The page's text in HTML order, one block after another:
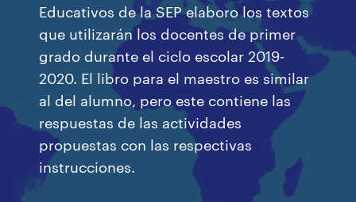
Educativos de la SEP elaboro los textos
que utilizarán los docentes de primer
grado durante el ciclo escolar 2019-
2020. El libro para el maestro es similar
al del alumno, pero este contiene las
respuestas de las actividades
propuestas con las respectivas
instrucciones.